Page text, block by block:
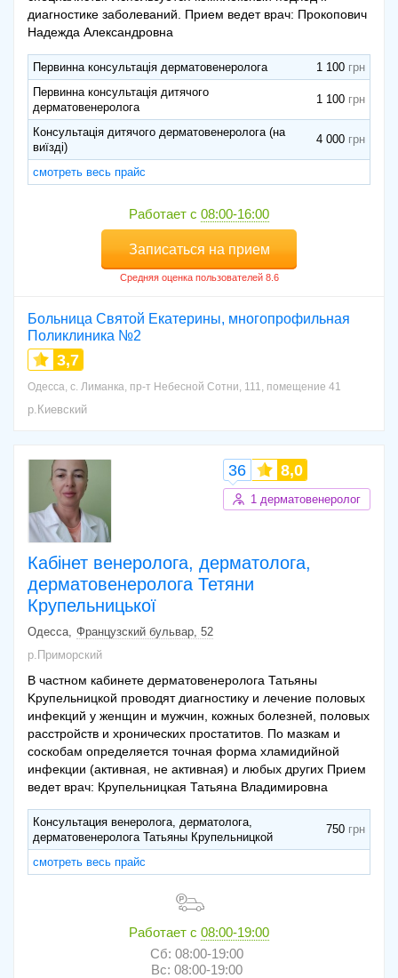
диагностике заболеваний. Прием ведет врач: Прокопович
Надежда Александровна
Первинна консультація дерматовенеролога
1 100
Первинна консультація дитячого
дерматовенеролога
1 100
Консультація дитячого дерматовенеролога (на
виїзді)
4 000
смотреть весь прайс
Работает с 08:00-16:00
Записаться на прием
Больница Святой Екатерины, многопрофильная
Поликлиника №2
3,7
Одесса, с. Лиманка, пр-т Небесной Сотни, 111, помещение 41
р.Киевский
Кабінет венеролога, дерматолога,
дерматовенеролога Тетяни
Крупельницької
36 8,0
1 дерматовенеролог
Одесса Французский бульвар, 52
р.Приморский
В частном кабинете дерматовенеролога Татьяны
Kpупельницкой проводят диагностику и лечение половых
инфекций у женщин и мужчин, кожных болезней, половых
расстройств и хронических простатитов. По мазкам и
соскобам определяется точная форма хламидийной
инфекции (активная, не активная) и любых других Прием
ведет врач: Крупельницкая Татьяна Владимировна
Консультация венеролога, дерматолога,
дерматовенеролога Татьяны Крупельницкой
750
смотреть весь прайс
Работает с 08:00-19:00
Сб: 08:00-19:00
Вс: 08:00-19:00